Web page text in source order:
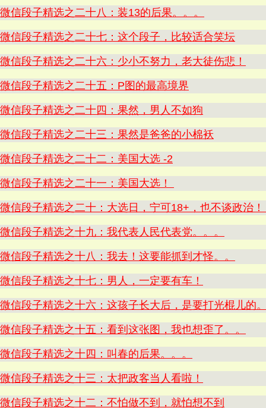
微信段子精选之二十八：装13的后果。。。
微信段子精选之二十七：这个段子，比较适合笑坛
微信段子精选之二十六：少小不努力，老大徒伤悲！
微信段子精选之二十五：P图的最高境界
微信段子精选之二十四：果然，男人不如狗
微信段子精选之二十三：果然是爸爸的小棉袄
微信段子精选之二十二：美国大选 -2
微信段子精选之二十一：美国大选！
微信段子精选之二十：大选日，宁可18+，也不谈政治
微信段子精选之十九：我代表人民代表党。。。
微信段子精选之十八：我去！这要能抓到才怪。。
微信段子精选之十七：男人，一定要有车！
微信段子精选之十六：这孩子长大后，是要打光棍儿的
微信段子精选之十五：看到这张图，我也想歪了。。
微信段子精选之十四：叫春的后果。。。
微信段子精选之十三：太把政客当人看啦！
微信段子精选之十二：不怕做不到，就怕想不到